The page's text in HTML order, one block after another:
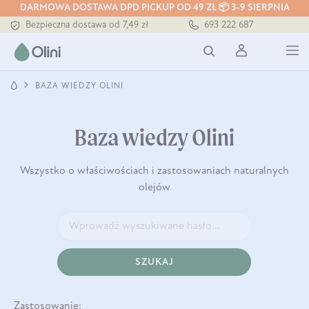
DARMOWA DOSTAWA DPD PICKUP OD 49 ZŁ 📦 3-9 SIERPNIA
Bezpieczna dostawa od 7,49 zł
Darmowa dostawa od 199 zł
Tłoczony zawsze na zimno
693 222 687
BAZA WIEDZY OLINI
Baza wiedzy Olini
Wszystko o właściwościach i zastosowaniach naturalnych
olejów
SZUKAJ
Zastosowanie: